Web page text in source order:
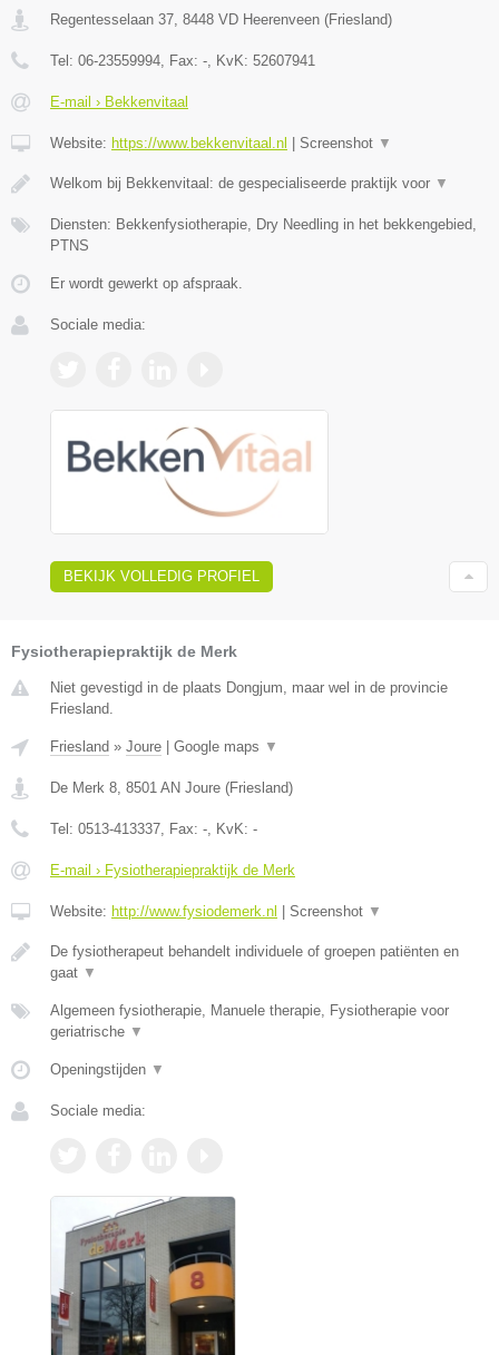
Regentesselaan 37 8448 VD Heerenveen (Friesland)
Tel: 06-23559994 , Fax: - , KvK: 52607941
E-mail › Bekkenvitaal
Website: https://www.bekkenvitaal.nl Screenshot ▼
Welkom bij Bekkenvitaal: de gespecialiseerde praktijk voor ▼
Diensten: Bekkenfysiotherapie, Dry Needling in het bekkengebied,
PTNS
Er wordt gewerkt op afspraak.
Sociale media:
BEKIJK VOLLEDIG PROFIEL
Fysiotherapiepraktijk de Merk
Niet gevestigd in de plaats Dongjum, maar wel in de provincie
Friesland.
Friesland » Joure Google maps ▼
De Merk 8, 8501 AN Joure (Friesland)
Tel: 0513-413337, Fax: -, KvK: -
E-mail › Fysiotherapiepraktijk de Merk
Website: http://www.fysiodemerk.nl Screenshot ▼
De fysiotherapeut behandelt individuele of groepen patiënten en
gaat ▼
Algemeen fysiotherapie, Manuele therapie, Fysiotherapie voor
geriatrische ▼
Openingstijden ▼
Sociale media: